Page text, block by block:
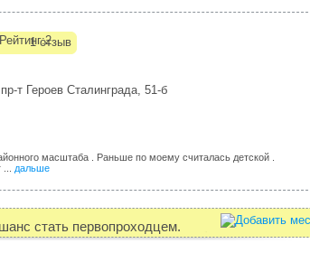
1 отзыв
т Героев Сталинграда, 51-б
масштаба . Раньше по моему считалась детской .
дальше
стать первопроходцем.